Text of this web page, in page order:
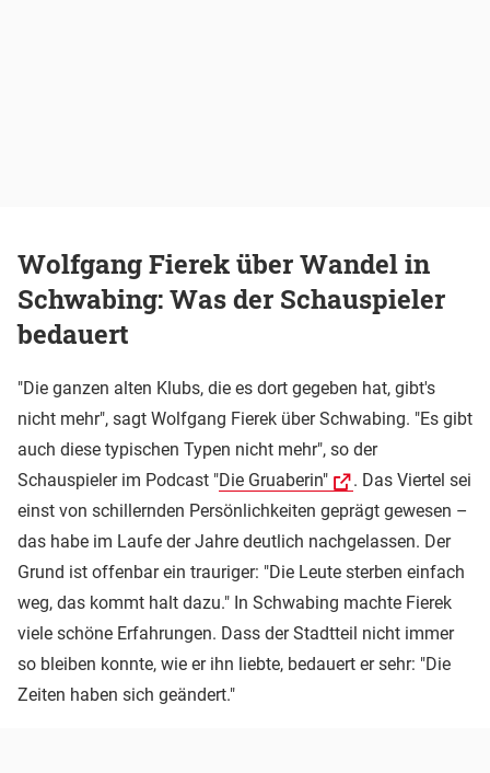
Wolfgang Fierek über Wandel in
Schwabing: Was der Schauspieler
bedauert
"Die ganzen alten Klubs, die es dort gegeben hat, gibt's
nicht mehr", sagt Wolfgang Fierek über Schwabing. "Es gibt
auch diese typischen Typen nicht mehr", so der
Schauspieler im Podcast "Die Gruaberin"
. Das Viertel sei
einst von schillernden Persönlichkeiten geprägt gewesen –
das habe im Laufe der Jahre deutlich nachgelassen. Der
Grund ist offenbar ein trauriger: "Die Leute sterben einfach
weg, das kommt halt dazu." In Schwabing machte Fierek
viele schöne Erfahrungen. Dass der Stadtteil nicht immer
so bleiben konnte, wie er ihn liebte, bedauert er sehr: "Die
Zeiten haben sich geändert."